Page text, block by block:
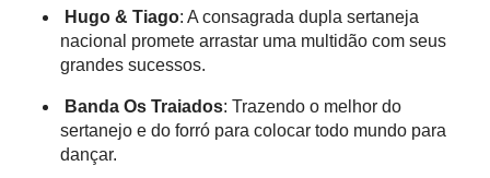
Hugo & Tiago: A consagrada dupla sertaneja
nacional promete arrastar uma multidão com seus
grandes sucessos.
Banda Os Traiados: Trazendo o melhor do
sertanejo e do forró para colocar todo mundo para
dançar.